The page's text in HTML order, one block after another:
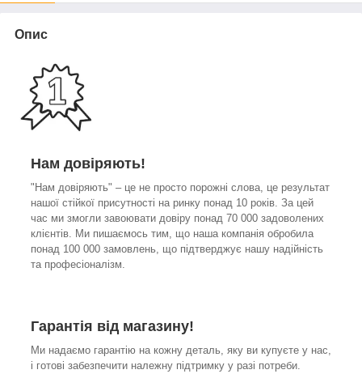
Опис
Нам довіряють!
"Нам довіряють" – це не просто порожні слова, це результат
нашої стійкої присутності на ринку понад 10 років. За цей
час ми змогли завоювати довіру понад 70 000 задоволених
клієнтів. Ми пишаємось тим, що наша компанія обробила
понад 100 000 замовлень, що підтверджує нашу надійність
та професіоналізм.
Гарантія від магазину!
Ми надаємо гарантію на кожну деталь, яку ви купуєте у нас,
і готові забезпечити належну підтримку у разі потреби.